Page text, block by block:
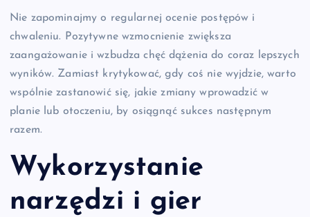
Nie zapominajmy o regularnej ocenie postępów i
chwaleniu. Pozytywne wzmocnienie zwiększa
zaangażowanie i wzbudza chęć dążenia do coraz lepszych
wyników. Zamiast krytykować, gdy coś nie wyjdzie, warto
wspólnie zastanowić się, jakie zmiany wprowadzić w
planie lub otoczeniu, by osiągnąć sukces następnym
razem.
Wykorzystanie
narzędzi i gier